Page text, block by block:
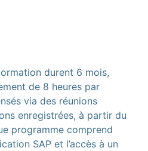
durent 6 mois,
de 8 heures par
via des réunions
enregistrées, à partir du
programme comprend
SAP et l’accès à un